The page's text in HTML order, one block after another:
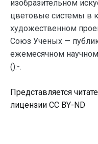
изобразительном
цветовые системы в
художественном
Союз Ученых —
ежемесячном
():-.
Представляется
лицензии CC BY-ND